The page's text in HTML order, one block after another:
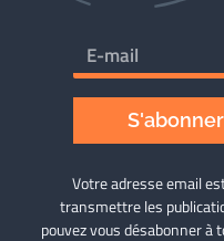
Votre adresse email
transmettre les
pouvez vous désabonner à